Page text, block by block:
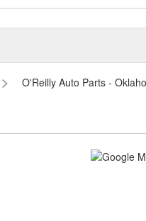
O'Reilly Auto Parts -